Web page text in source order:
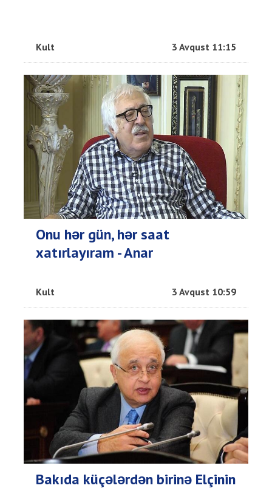
Kult 3 Avqust 11:15
Onu hər gün, hər saat
xatırlayıram - Anar
Kult 3 Avqust 10:59
Bakıda küçələrdən birinə Elçinin